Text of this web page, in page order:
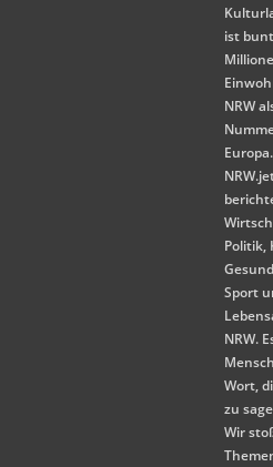
ist
NRW
Europa.
Politik,
Sport
NRW.
Wort,
zu
Wir